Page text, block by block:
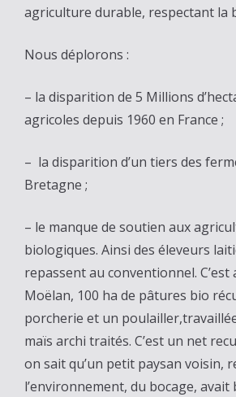
agriculture durable, respectant la
Nous déplorons :
– la disparition de 5 Millions
agricoles depuis 1960 en France ;
– la disparition d’un tiers des
Bretagne ;
– le manque de soutien aux
biologiques. Ainsi des éleveurs
repassent au conventionnel. C’est
Moëlan, 100 ha de pâtures bio
porcherie et un
maïs archi traités. C’est un net
on sait qu’un petit paysan voisin,
l’environnement, du bocage, avait